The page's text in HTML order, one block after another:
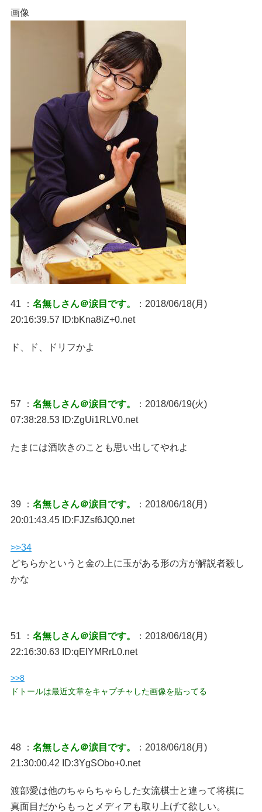
画像
41 ： 名無しさん＠涙目です。
：2018/06/18(月)
20:16:39.57 ID:bKna8iZ+0.net
ド、ド、ドリフかよ
57 ： 名無しさん＠涙目です。
：2018/06/19(火)
07:38:28.53 ID:ZgUi1RLV0.net
たまには酒吹きのことも思い出してやれよ
39 ： 名無しさん＠涙目です。
：2018/06/18(月)
20:01:43.45 ID:FJZsf6JQ0.net
>>34
どちらかというと金の上に玉がある形の方が解説者殺し
かな
51 ： 名無しさん＠涙目です。
：2018/06/18(月)
22:16:30.63 ID:qElYMRrL0.net
>>8
ドトールは最近文章をキャプチャした画像を貼ってる
48 ： 名無しさん＠涙目です。
：2018/06/18(月)
21:30:00.42 ID:3YgSObo+0.net
渡部愛は他のちゃらちゃらした女流棋士と違って将棋に
真面目だからもっとメディアも取り上げて欲しい。